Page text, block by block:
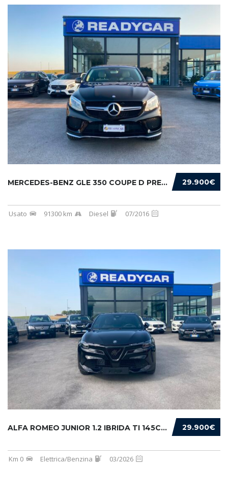
29.900€
MERCEDES-BENZ GLE 350 COUPE D PREMIUM 4MATIC...
Usato 91300 km Diesel 07/2016
29.900€
ALFA ROMEO JUNIOR 1.2 IBRIDA TI 145CV EDCT6
Km 0 Elettrica/Benzina 03/2026